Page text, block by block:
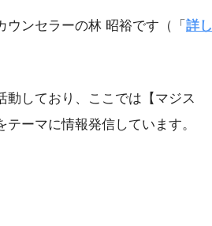
ンセラーの林 昭裕です（「 詳し
動しており、ここでは【マジス
ーマに情報発信しています。